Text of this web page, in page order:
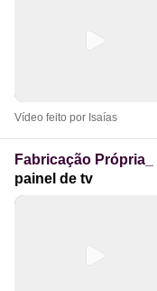
Vídeo feito por Isaías
Fabricação Própria_
painel de tv